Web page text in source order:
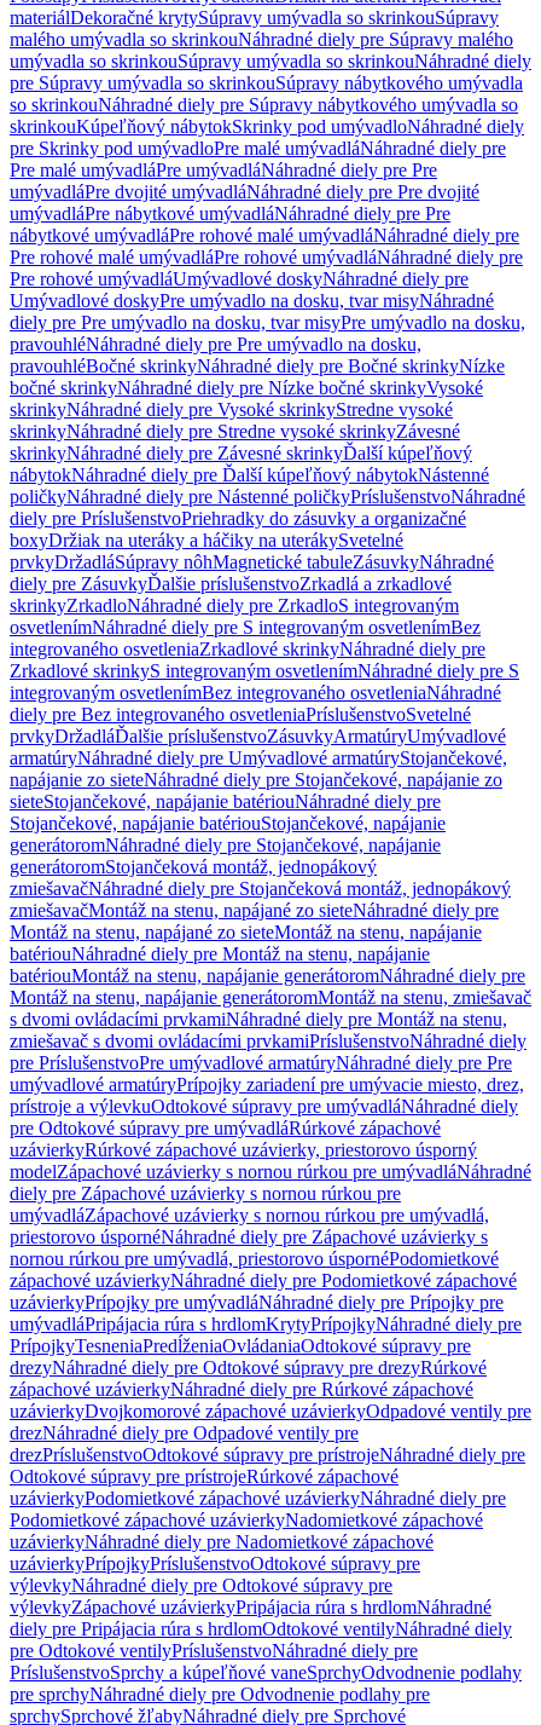
materiálDekoračné krytySúpravy umývadla so skrinkouSúpravy
malého umývadla so skrinkouNáhradné diely pre Súpravy malého
umývadla so skrinkouSúpravy umývadla so skrinkouNáhradné diely
pre Súpravy umývadla so skrinkouSúpravy nábytkového umývadla
so skrinkouNáhradné diely pre Súpravy nábytkového umývadla so
skrinkouKúpeľňový nábytokSkrinky pod umývadloNáhradné diely
pre Skrinky pod umývadloPre malé umývadláNáhradné diely pre
Pre malé umývadláPre umývadláNáhradné diely pre Pre
umývadláPre dvojité umývadláNáhradné diely pre Pre dvojité
umývadláPre nábytkové umývadláNáhradné diely pre Pre
nábytkové umývadláPre rohové malé umývadláNáhradné diely pre
Pre rohové malé umývadláPre rohové umývadláNáhradné diely pre
Pre rohové umývadláUmývadlové doskyNáhradné diely pre
Umývadlové doskyPre umývadlo na dosku, tvar misyNáhradné
diely pre Pre umývadlo na dosku, tvar misyPre umývadlo na dosku,
pravouhléNáhradné diely pre Pre umývadlo na dosku,
pravouhléBočné skrinkyNáhradné diely pre Bočné skrinkyNízke
bočné skrinkyNáhradné diely pre Nízke bočné skrinkyVysoké
skrinkyNáhradné diely pre Vysoké skrinkyStredne vysoké
skrinkyNáhradné diely pre Stredne vysoké skrinkyZávesné
skrinkyNáhradné diely pre Závesné skrinkyĎalší kúpeľňový
nábytokNáhradné diely pre Ďalší kúpeľňový nábytokNástenné
poličkyNáhradné diely pre Nástenné poličkyPríslušenstvoNáhradné
diely pre PríslušenstvoPriehradky do zásuvky a organizačné
boxyDržiak na uteráky a háčiky na uterákySvetelné
prvkyDržadláSúpravy nôhMagnetické tabuleZásuvkyNáhradné
diely pre ZásuvkyĎalšie príslušenstvoZrkadlá a zrkadlové
skrinkyZrkadloNáhradné diely pre ZrkadloS integrovaným
osvetlenímNáhradné diely pre S integrovaným osvetlenímBez
integrovaného osvetleniaZrkadlové skrinkyNáhradné diely pre
Zrkadlové skrinkyS integrovaným osvetlenímNáhradné diely pre S
integrovaným osvetlenímBez integrovaného osvetleniaNáhradné
diely pre Bez integrovaného osvetleniaPríslušenstvoSvetelné
prvkyDržadláĎalšie príslušenstvoZásuvkyArmatúryUmývadlové
armatúryNáhradné diely pre Umývadlové armatúryStojančekové,
napájanie zo sieteNáhradné diely pre Stojančekové, napájanie zo
sieteStojančekové, napájanie batériouNáhradné diely pre
Stojančekové, napájanie batériouStojančekové, napájanie
generátoromNáhradné diely pre Stojančekové, napájanie
generátoromStojančeková montáž, jednopákový
zmiešavačNáhradné diely pre Stojančeková montáž, jednopákový
zmiešavačMontáž na stenu, napájané zo sieteNáhradné diely pre
Montáž na stenu, napájané zo sieteMontáž na stenu, napájanie
batériouNáhradné diely pre Montáž na stenu, napájanie
batériouMontáž na stenu, napájanie generátoromNáhradné diely pre
Montáž na stenu, napájanie generátoromMontáž na stenu, zmiešavač
s dvomi ovládacími prvkamiNáhradné diely pre Montáž na stenu,
zmiešavač s dvomi ovládacími prvkamiPríslušenstvoNáhradné diely
pre PríslušenstvoPre umývadlové armatúryNáhradné diely pre Pre
umývadlové armatúryPrípojky zariadení pre umývacie miesto, drez,
prístroje a výlevkuOdtokové súpravy pre umývadláNáhradné diely
pre Odtokové súpravy pre umývadláRúrkové zápachové
uzávierkyRúrkové zápachové uzávierky, priestorovo úsporný
modelZápachové uzávierky s nornou rúrkou pre umývadláNáhradné
diely pre Zápachové uzávierky s nornou rúrkou pre
umývadláZápachové uzávierky s nornou rúrkou pre umývadlá,
priestorovo úspornéNáhradné diely pre Zápachové uzávierky s
nornou rúrkou pre umývadlá, priestorovo úspornéPodomietkové
zápachové uzávierkyNáhradné diely pre Podomietkové zápachové
uzávierkyPrípojky pre umývadláNáhradné diely pre Prípojky pre
umývadláPripájacia rúra s hrdlomKrytyPrípojkyNáhradné diely pre
PrípojkyTesneniaPredĺženiaOvládaniaOdtokové súpravy pre
drezyNáhradné diely pre Odtokové súpravy pre drezyRúrkové
zápachové uzávierkyNáhradné diely pre Rúrkové zápachové
uzávierkyDvojkomorové zápachové uzávierkyOdpadové ventily pre
drezNáhradné diely pre Odpadové ventily pre
drezPríslušenstvoOdtokové súpravy pre prístrojeNáhradné diely pre
Odtokové súpravy pre prístrojeRúrkové zápachové
uzávierkyPodomietkové zápachové uzávierkyNáhradné diely pre
Podomietkové zápachové uzávierkyNadomietkové zápachové
uzávierkyNáhradné diely pre Nadomietkové zápachové
uzávierkyPrípojkyPríslušenstvoOdtokové súpravy pre
výlevkyNáhradné diely pre Odtokové súpravy pre
výlevkyZápachové uzávierkyPripájacia rúra s hrdlomNáhradné
diely pre Pripájacia rúra s hrdlomOdtokové ventilyNáhradné diely
pre Odtokové ventilyPríslušenstvoNáhradné diely pre
PríslušenstvoSprchy a kúpeľňové vaneSprchyOdvodnenie podlahy
pre sprchyNáhradné diely pre Odvodnenie podlahy pre
sprchySprchové žľabyNáhradné diely pre Sprchové